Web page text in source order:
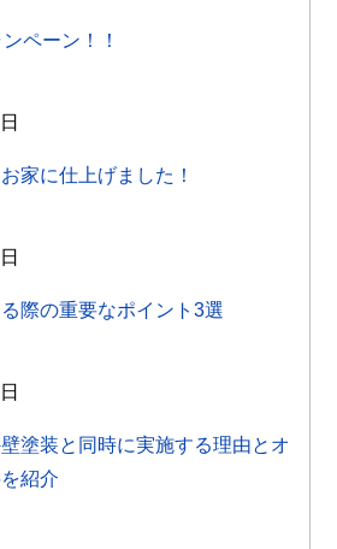
ペーン！！
家に仕上げました！
際の重要なポイント3選
塗装と同時に実施する理由とオ
紹介